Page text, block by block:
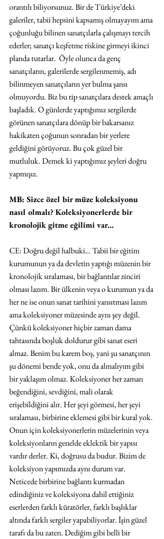
orantılı biliyorsunuz. Bir de Türkiye’deki
galeriler, tabii hepsini kapsamış olmayayım ama
çoğunluğu bilinen sanatçılarla çalışmayı tercih
ederler; sanatçı keşfetme riskine girmeyi ikinci
planda tutarlar.  Öyle olunca da genç
sanatçıların, galerilerde sergilenmemiş, adı
bilinmeyen sanatçıların yer bulma şansı
olmuyordu. Biz bu tip sanatçılara destek amaçlı
başladık. O günlerde yaptığımız sergilerde
görünen sanatçılara dönüp bir bakarsanız
hakikaten çoğunun sonradan bir yerlere
geldiğini görüyoruz. Bu çok güzel bir
mutluluk. Demek ki yaptığımız şeyleri doğru
yapmışız.
MB: Sizce özel bir müze koleksiyonu
nasıl olmalı? Koleksiyonerlerde bir
kronolojik gitme eğilimi var…
CE: Doğru değil halbuki… Tabii bir eğitim
kurumunun ya da devletin yaptığı müzenin bir
kronolojik sıralaması, bir bağlantılar zinciri
olması lazım. Bir ülkenin veya o kurumun ya da
her ne ise onun sanat tarihini yansıtması lazım
ama koleksiyoner müzesinde aynı şey değil.
Çünkü koleksiyoner hiçbir zaman dama
tahtasında boşluk doldurur gibi sanat eseri
almaz. Benim bu karem boş, yani şu sanatçının
şu dönemi bende yok, onu da almalıyım gibi
bir yaklaşım olmaz. Koleksiyoner her zaman
beğendiğini, sevdiğini, mali olarak
erişebildiğini alır. Her şeyi görmesi, her şeyi
sıralaması, birbirine eklemesi gibi bir kural yok.
Onun için koleksiyonerlerin müzelerinin veya
koleksiyonların genelde eklektik bir yapısı
vardır derler. Ki, doğrusu da budur. Bizim de
koleksiyon yapımızda aynı durum var.
Neticede birbirine bağlantı kurmadan
edindiğiniz ve koleksiyona dahil ettiğiniz
eserlerden farklı küratörler, farklı başlıklar
altında farklı sergiler yapabiliyorlar. İşin güzel
tarafı da bu zaten. Dediğim gibi belli bir